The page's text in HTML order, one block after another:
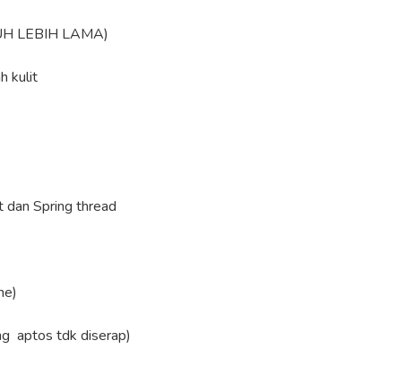
LEBIH LAMA)
kulit
Spring thread
aptos tdk diserap)